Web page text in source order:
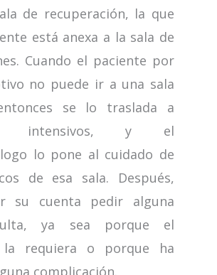
de recuperación, la que
está anexa a la sala de
Cuando el paciente por
no puede ir a una sala
se lo traslada a
intensivos, y el
lo pone al cuidado de
de esa sala. Después,
su cuenta pedir alguna
ya sea porque el
la requiera o porque ha
complicación.